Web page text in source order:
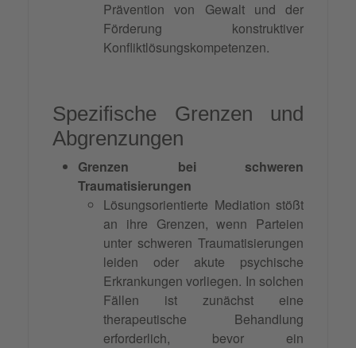
Prävention von Gewalt und der
Förderung konstruktiver
Konfliktlösungskompetenzen.
Spezifische Grenzen und
Abgrenzungen
Grenzen bei schweren
Traumatisierungen
Lösungsorientierte Mediation stößt
an ihre Grenzen, wenn Parteien
unter schweren Traumatisierungen
leiden oder akute psychische
Erkrankungen vorliegen. In solchen
Fällen ist zunächst eine
therapeutische Behandlung
erforderlich, bevor ein